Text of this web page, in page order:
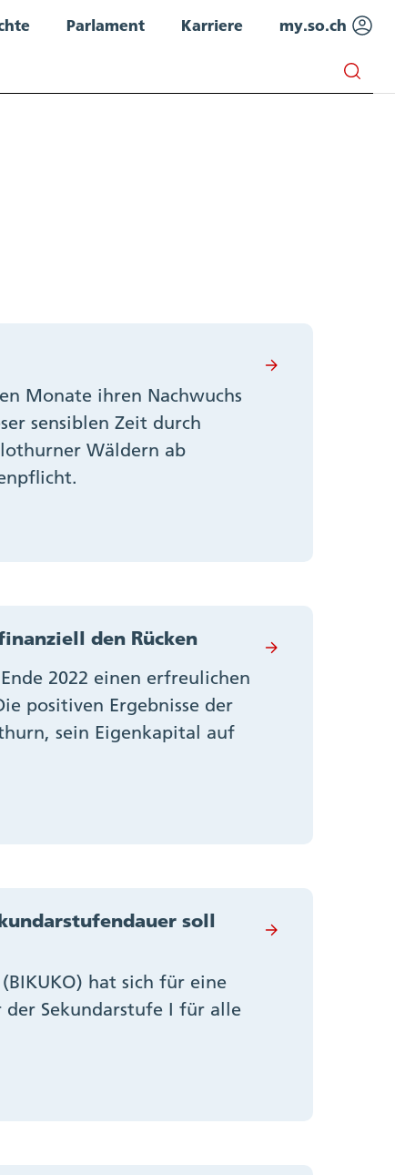
Parlament Karriere my.so.ch
Monate ihren Nachwuchs
sensiblen Zeit durch
Wäldern ab
den Rücken
2022 einen erfreulichen
positiven Ergebnisse der
sein Eigenkapital auf
soll
hat sich für eine
Sekundarstufe I für alle